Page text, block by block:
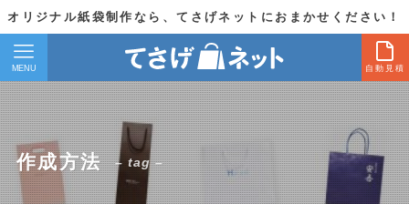
オリジナル紙袋制作なら、てさげネットにおまかせください！
自動見積
MENU
作成方法 – tag –